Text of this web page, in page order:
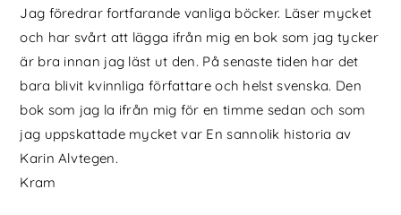
Jag föredrar fortfarande vanliga böcker. Läser mycket
och har svårt att lägga ifrån mig en bok som jag tycker
är bra innan jag läst ut den. På senaste tiden har det
bara blivit kvinnliga författare och helst svenska. Den
bok som jag la ifrån mig för en timme sedan och som
jag uppskattade mycket var En sannolik historia av
Karin Alvtegen.
Kram